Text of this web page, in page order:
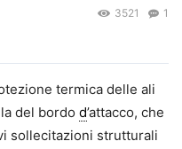
1
3521
termica delle ali
del bordo d’attacco, che
sollecitazioni strutturali